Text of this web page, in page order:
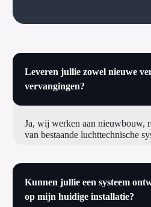
Leveren jullie zowel nieuwe
vervangingen?
Ja, wij werken aan nieuwbouw,
van bestaande luchttechnische
Kunnen jullie een systeem
op mijn huidige installatie?